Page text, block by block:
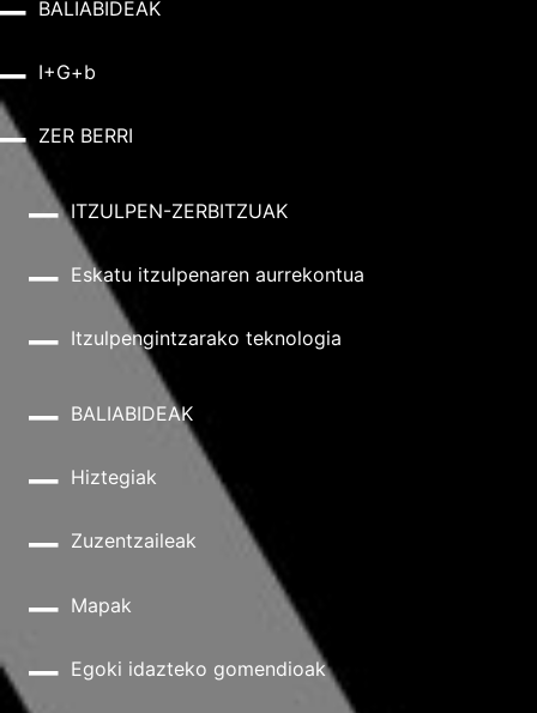
BALIABIDEAK
I+G+b
ZER BERRI
ITZULPEN-ZERBITZUAK
Eskatu itzulpenaren aurrekontua
Itzulpengintzarako teknologia
BALIABIDEAK
Hiztegiak
Zuzentzaileak
Mapak
Egoki idazteko gomendioak